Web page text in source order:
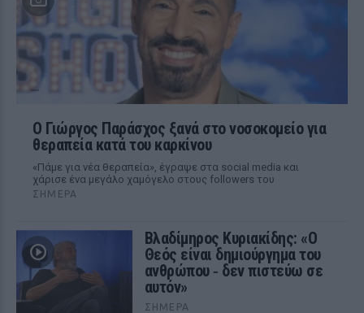
O Γιώργος Παράσχος ξανά στο νοσοκομείο για
θεραπεία κατά του καρκίνου
«Πάμε για νέα θεραπεία», έγραψε στα social media και
χάρισε ένα μεγάλο χαμόγελο στους followers του
ΣΉΜΕΡΑ
Βλαδίμηρος Κυριακίδης: «Ο
Θεός είναι δημιούργημα του
ανθρώπου ‑ δεν πιστεύω σε
αυτόν»
ΣΉΜΕΡΑ